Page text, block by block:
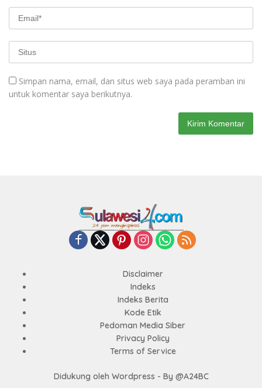
Simpan nama, email, dan situs web saya pada peramban ini
untuk komentar saya berikutnya.
Disclaimer
Indeks
Indeks Berita
Kode Etik
Pedoman Media Siber
Privacy Policy
Terms of Service
Didukung oleh Wordpress - By @A24BC